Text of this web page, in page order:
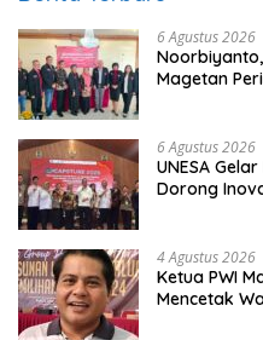
6 Agustus 2026
Noorbiyanto,
Magetan
6 Agustus 2026
UNESA
Dorong
4 Agustus 2026
Ketua PWI
Mencetak